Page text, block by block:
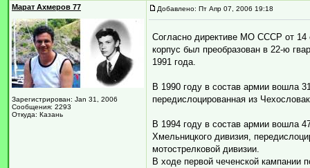
Марат Ахмеров 77
Зарегистрирован: Jan 31, 2006
Сообщения: 2293
Откуда: Казань
Добавлено: Пт Апр 07, 2006 19:18
Согласно директиве МО СССР от 14
корпус был преобразован в 22-ю
1991 года.
В 1990 году в состав армии вошла
передислоцированная из
В 1994 году в состав армии вошла
Хмельницкого дивизия,
мотострелковой дивизии.
В ходе первой чеченской кампании